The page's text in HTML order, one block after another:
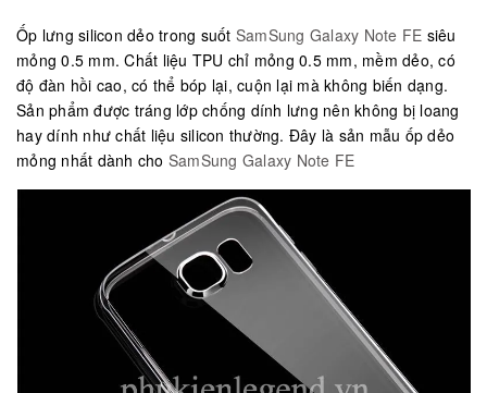
Ốp lưng silicon dẻo trong suốt SamSung Galaxy Note FE siêu
mỏng 0.5 mm. Chất liệu TPU chỉ mỏng 0.5 mm, mềm dẻo, có
độ đàn hồi cao, có thể bóp lại, cuộn lại mà không biến dạng.
Sản phẩm được tráng lớp chống dính lưng nên không bị loang
hay dính như chất liệu silicon thường. Đây là sản mẫu ốp dẻo
mỏng nhất dành cho SamSung Galaxy Note FE